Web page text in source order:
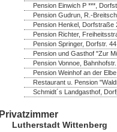
Pension Einwich P ***,
Pension Gudrun, R.-
Pension Henkel, Dorfstraße
Pension Richter,
Pension Springer, Dorfstr.
Pension und Gasthof "Zur
Pension Vonnoe,
Pension Weinhof an der
Restaurant u. Pension
Schmidt´s Landgasthof,
Privatzimmer
Lutherstadt Wittenberg